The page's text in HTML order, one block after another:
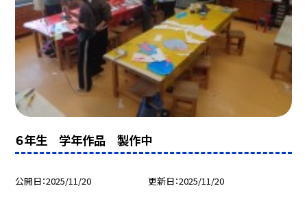
６年生 学年作品 製作中
公開日 2025/11/20 更新日 2025/11/20